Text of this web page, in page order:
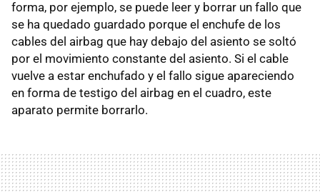
forma, por ejemplo, se puede leer y borrar un fallo que
se ha quedado guardado porque el enchufe de los
cables del airbag que hay debajo del asiento se soltó
por el movimiento constante del asiento. Si el cable
vuelve a estar enchufado y el fallo sigue apareciendo
en forma de testigo del airbag en el cuadro, este
aparato permite borrarlo.